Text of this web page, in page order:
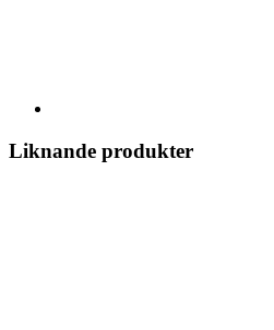
Liknande produkter